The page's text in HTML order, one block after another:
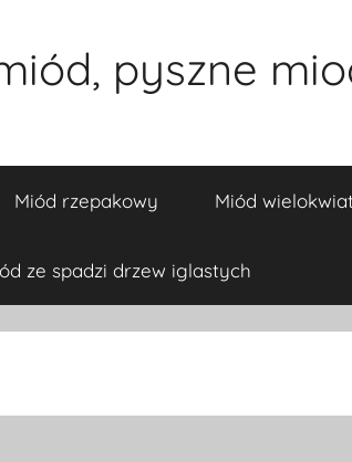
pyszne
Miód rzepakowy Miód
ze spadzi drzew iglastych